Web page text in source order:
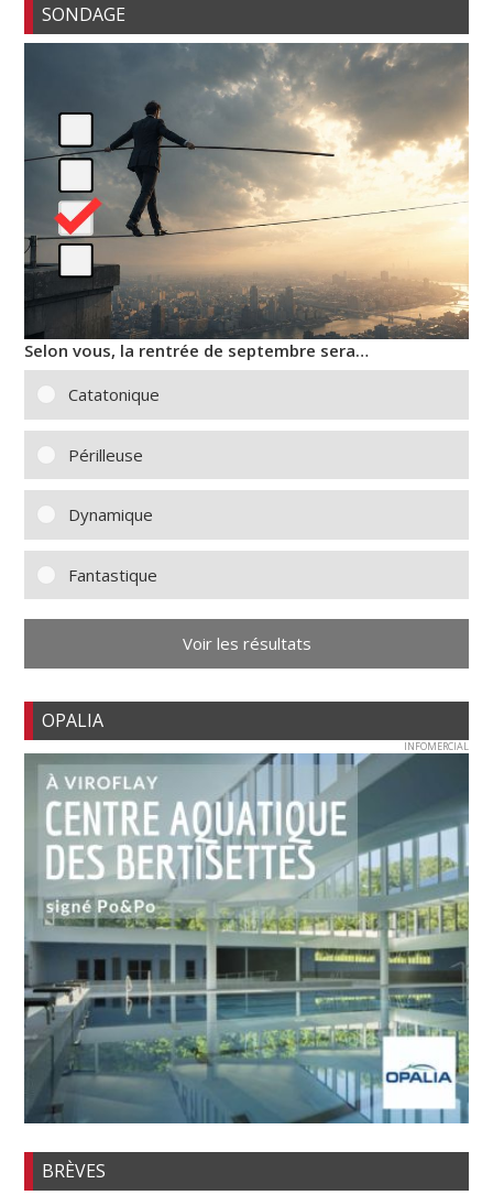
SONDAGE
Selon vous, la rentrée de septembre sera…
Catatonique
Périlleuse
Dynamique
Fantastique
Voir les résultats
OPALIA
INFOMERCIAL
BRÈVES